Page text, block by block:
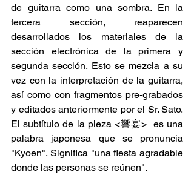
de guitarra como una sombra. En la
tercera sección, reaparecen
desarrollados los materiales de la
sección electrónica de la primera y
segunda sección. Esto se mezcla a su
vez con la interpretación de la guitarra,
así como con fragmentos pre-grabados
y editados anteriormente por el Sr. Sato.
El subtítulo de la pieza <響宴>  es una
palabra japonesa que se pronuncia
"Kyoen". Significa "una fiesta agradable
donde las personas se reúnen".